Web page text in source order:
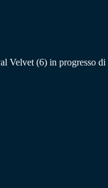
Velvet (6) in progresso di